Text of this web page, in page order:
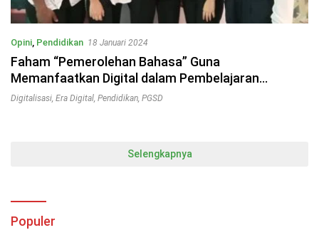
Opini, Pendidikan 18 Januari 2024
Faham “Pemerolehan Bahasa” Guna
Memanfaatkan Digital dalam Pembelajaran
Mahasiswa di Universitas Quality
Digitalisasi, Era Digital, Pendidikan, PGSD
Selengkapnya
Populer